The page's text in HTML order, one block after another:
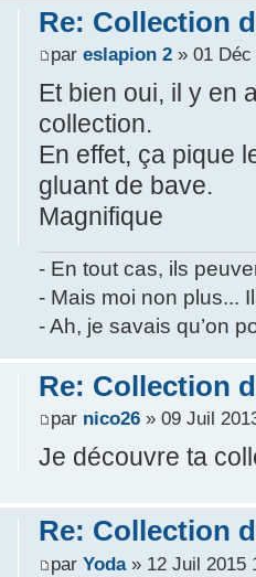
Re: Collection
par eslapion 2» 01 Déc
Et bien oui, il y en
collection.
En effet, ça pique
gluant de bave.
Magnifique
- En tout cas, ils
- Mais moi non plus...
- Ah, je savais qu’on
Re: Collection
par nico26» 09 Juil
Je découvre ta
Re: Collection
par Yoda» 12 Juil 2015